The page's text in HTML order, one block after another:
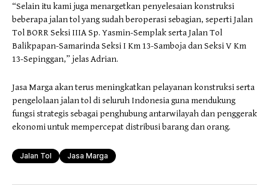
“Selain itu kami juga menargetkan penyelesaian konstruksi
beberapa jalan tol yang sudah beroperasi sebagian, seperti Jalan
Tol BORR Seksi IIIA Sp. Yasmin-Semplak serta Jalan Tol
Balikpapan-Samarinda Seksi I Km 13-Samboja dan Seksi V Km
13-Sepinggan,” jelas Adrian.
Jasa Marga akan terus meningkatkan pelayanan konstruksi serta
pengelolaan jalan tol di seluruh Indonesia guna mendukung
fungsi strategis sebagai penghubung antarwilayah dan penggerak
ekonomi untuk mempercepat distribusi barang dan orang.
Jalan Tol Jasa Marga